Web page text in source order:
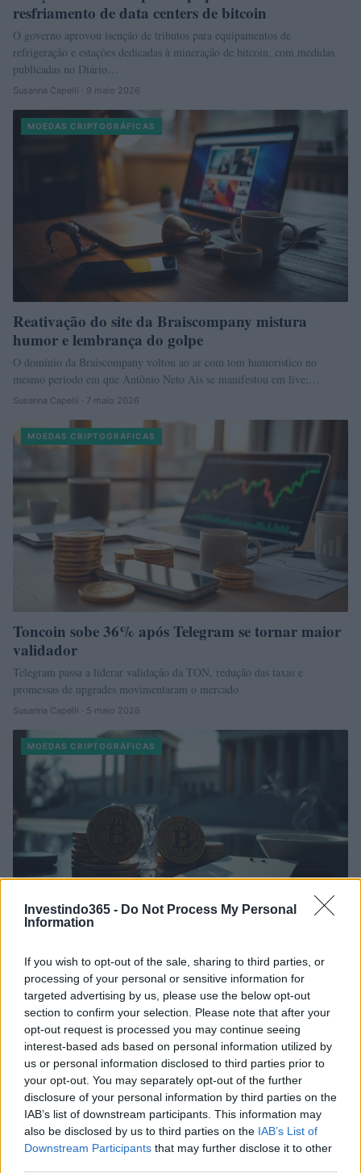
Investindo365 - Do Not Process My Personal
Information
If you wish to opt-out of the sale, sharing to third parties, or
processing of your personal or sensitive information for
targeted advertising by us, please use the below opt-out
section to confirm your selection. Please note that after your
opt-out request is processed you may continue seeing
interest-based ads based on personal information utilized by
us or personal information disclosed to third parties prior to
your opt-out. You may separately opt-out of the further
disclosure of your personal information by third parties on the
IAB’s list of downstream participants. This information may
also be disclosed by us to third parties on the IAB’s List of
Downstream Participants that may further disclose it to other
resfriamento de data centers de bitcoin
O governo aprovou isenção de tributos para equipamentos de
refrigeração e estações dedicadas à mineração de bitcoin, com medidas
publicadas no Diário…
Susanna Capelli · 9 maio 2026
MOEDAS CRIPTOGRÁFICAS
Reativação do site da Braiscompany mistura
humor e lembrança do golpe
O domínio da Braiscompany voltou ao ar com tom humorístico no
mesmo período em que Antônio Neto Ais se manifestou em live;…
Susanna Capelli · 7 maio 2026
MOEDAS CRIPTOGRÁFICAS
Toncoin sobe 36% após Telegram se tornar maior
validador
Telegram passa a liderar validação da TON, redução das taxas e
promessas de upgrades movimentaram o mercado
Susanna Capelli · 5 maio 2026
MOEDAS CRIPTOGRÁFICAS
de participações
Justin Sun, fundador da Tron e grande investidor do WLFI, alega que a
equipe do projeto congelou suas participações e instalou um…
Susanna Capelli · 23 abr 2026